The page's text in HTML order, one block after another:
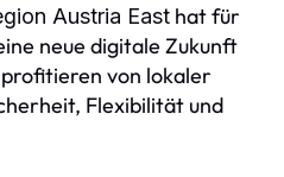
Austria East hat für
neue digitale Zukunft
von lokaler
Flexibilität und